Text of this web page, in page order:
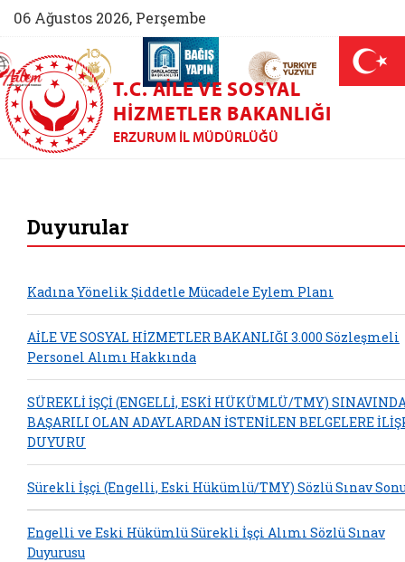
06 Ağustos 2026, Perşembe
(yeni sekmede açılır)
AİLEM İletişim Merkezi (yeni sekmede açılır)
Aile ve Nüfus On Yılı (yeni sekmede açılır)
Darülaceze bağış sayfası (yeni
T.C. AILE VE SOSYAL
HIZMETLER BAKANLIĞI
ERZURUM İL MÜDÜRLÜĞÜ
Duyurular
Kadına Yönelik Şiddetle Mücadele Eylem Planı
AİLE VE SOSYAL HİZMETLER BAKANLIĞI 3.000 Sözleşmeli
Personel Alımı Hakkında
SÜREKLİ İŞÇİ (ENGELLİ, ESKİ HÜKÜMLÜ/TMY)
BAŞARILI OLAN ADAYLARDAN İSTENİLEN BELGELERE
DUYURU
Sürekli İşçi (Engelli, Eski Hükümlü/TMY) Sözlü Sınav
Engelli ve Eski Hükümlü Sürekli İşçi Alımı Sözlü Sınav
Duyurusu